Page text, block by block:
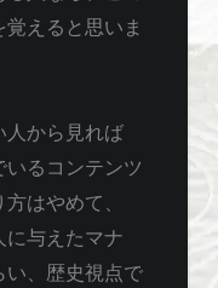
えると思いま
人から見れば
いるコンテンツ
はやめて、
に与えたマナ
い、歴史視点で